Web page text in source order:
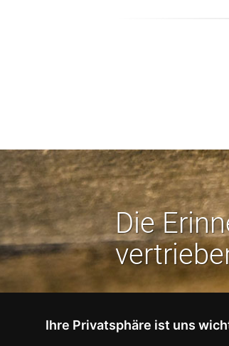
Ihre Privatsphäre ist uns
Die